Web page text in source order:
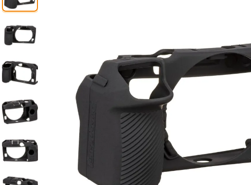
lavaliera
card memorie
ulanzi
insta 360
godox